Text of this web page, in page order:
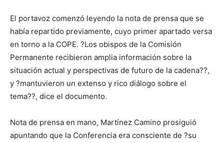
El portavoz comenzó leyendo la nota de prensa que se
había repartido previamente, cuyo primer apartado versa
en torno a la COPE. ?Los obispos de la Comisión
Permanente recibieron amplia información sobre la
situación actual y perspectivas de futuro de la cadena??,
y ?mantuvieron un extenso y rico diálogo sobre el
tema??, dice el documento.
Nota de prensa en mano, Martínez Camino prosiguió
apuntando que la Conferencia era consciente de ?su